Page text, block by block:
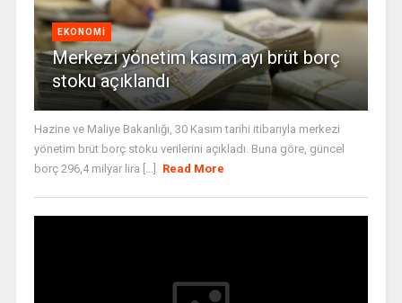
EKONOMI
Merkezi yönetim kasım ayı brüt borç
stoku açıklandı
Hazine ve Maliye Bakanlığı, 30 Kasım tarihi itibarıyla merkezi
yönetim brüt borç stoku verilerini açıkladı. Buna göre, güncel
borç 296,4 milyar lira [...]
Read More